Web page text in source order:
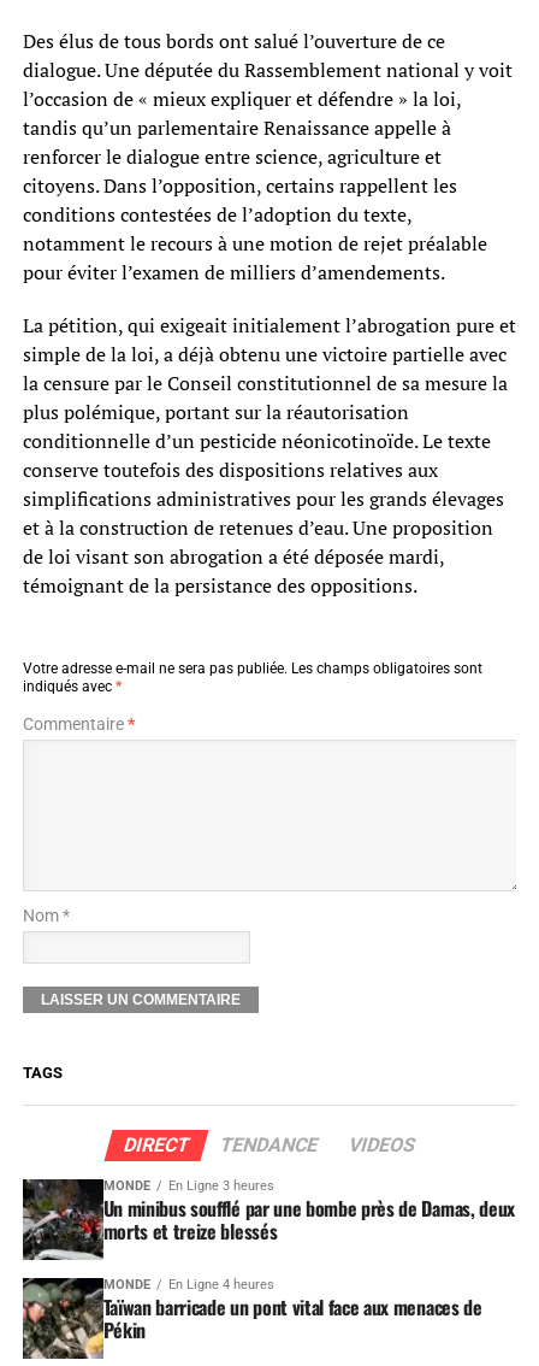
Des élus de tous bords ont salué l’ouverture de ce
dialogue. Une députée du Rassemblement national y voit
l’occasion de « mieux expliquer et défendre » la loi,
tandis qu’un parlementaire Renaissance appelle à
renforcer le dialogue entre science, agriculture et
citoyens. Dans l’opposition, certains rappellent les
conditions contestées de l’adoption du texte,
notamment le recours à une motion de rejet préalable
pour éviter l’examen de milliers d’amendements.
La pétition, qui exigeait initialement l’abrogation pure et
simple de la loi, a déjà obtenu une victoire partielle avec
la censure par le Conseil constitutionnel de sa mesure la
plus polémique, portant sur la réautorisation
conditionnelle d’un pesticide néonicotinoïde. Le texte
conserve toutefois des dispositions relatives aux
simplifications administratives pour les grands élevages
et à la construction de retenues d’eau. Une proposition
de loi visant son abrogation a été déposée mardi,
témoignant de la persistance des oppositions.
Votre adresse e-mail ne sera pas publiée. Les champs obligatoires sont
indiqués avec *
Commentaire*
Nom *
TAGS
DIRECT TENDANCE VIDEOS
MONDE En Ligne 3 heures
Un minibus soufflé par une bombe près de Damas, deux
morts et treize blessés
MONDE En Ligne 4 heures
Taïwan barricade un pont vital face aux menaces de
Pékin